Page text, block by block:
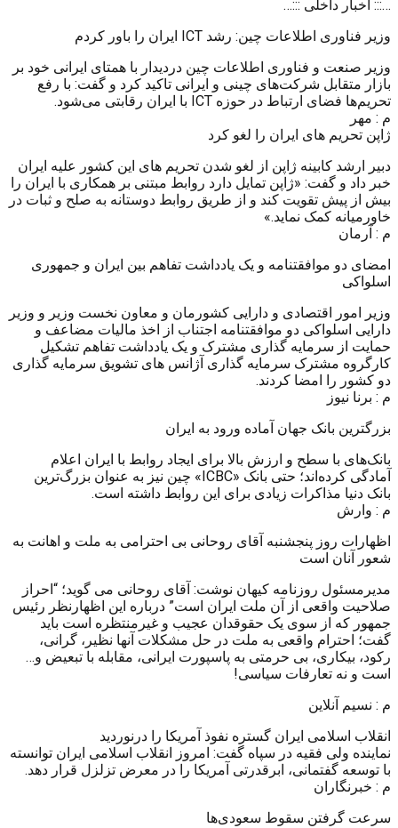
…::: اخبار داخلی :::…
وزیر فناوری اطلاعات چین: رشد ICT ایران را باور کردم
وزیر صنعت و فناوری اطلاعات چین دردیدار با همتای ایرانی خود بر
بازار متقابل شرکت‌های چینی و ایرانی تاکید کرد و گفت: با رفع
تحریم‌ها فضای ارتباط در حوزه ICT با ایران رقابتی می‌شود.
م : مهر
ژاپن تحریم های ایران را لغو کرد
دبیر ارشد کابینه ژاپن از لغو شدن تحریم های این کشور علیه ایران
خبر داد و گفت: «ژاپن تمایل دارد روابط مبتنی بر همکاری با ایران را
بیش از پیش تقویت کند و از طریق روابط دوستانه به صلح و ثبات در
خاورمیانه کمک نماید.»
م : آرمان
امضای دو موافقتنامه و یک یادداشت تفاهم بین ایران و جمهوری
اسلواکی
وزیر امور اقتصادی و دارایی کشورمان و معاون نخست وزیر و وزیر
دارایی اسلواکی دو موافقتنامه اجتناب از اخذ مالیات مضاعف و
حمایت از سرمایه گذاری مشترک و یک یادداشت تفاهم تشکیل
کارگروه مشترک سرمایه گذاری آژانس های تشویق سرمایه گذاری
دو کشور را امضا کردند.
م : برنا نیوز
بزرگترین بانک جهان آماده ورود به ایران
بانک‌های با سطح و ارزش بالا برای ایجاد روابط با ایران اعلام
آمادگی کرده‌اند؛ حتی بانک «ICBC» چین نیز به عنوان بزرگ‌ترین
بانک دنیا مذاکرات زیادی برای این روابط داشته است.
م : وارش
اظهارات روز پنجشنبه آقای روحانی بی احترامی به ملت و اهانت به
شعور آنان است
مدیرمسئول روزنامه کیهان نوشت: آقای روحانی می گوید؛ “احراز
صلاحیت واقعی از آن ملت ایران است” درباره این اظهارنظر رئیس
جمهور که از سوی یک حقوقدان عجیب و غیرمنتظره است باید
گفت؛ احترام واقعی به ملت در حل مشکلات آنها نظیر، گرانی،
رکود، بیکاری، بی حرمتی به پاسپورت ایرانی، مقابله با تبعیض و…
است و نه تعارفات سیاسی!
م : نسیم آنلاین
انقلاب اسلامی ایران گستره نفوذ آمریکا را درنوردید
نماینده ولی فقیه در سپاه گفت: امروز انقلاب اسلامی ایران توانسته
با توسعه گفتمانی، ابرقدرتی آمریکا را در معرض تزلزل قرار دهد.
م : خبرنگاران
سرعت گرفتن سقوط سعودی‌ها